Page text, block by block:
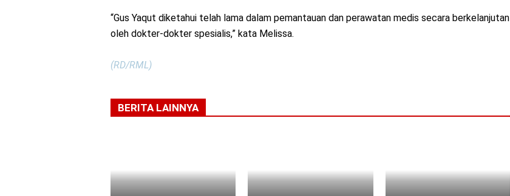
“Gus Yaqut diketahui telah lama dalam pemantauan dan perawatan medis secara berkelanjutan
oleh dokter-dokter spesialis,” kata Melissa.
(RD/RML)
BERITA LAINNYA